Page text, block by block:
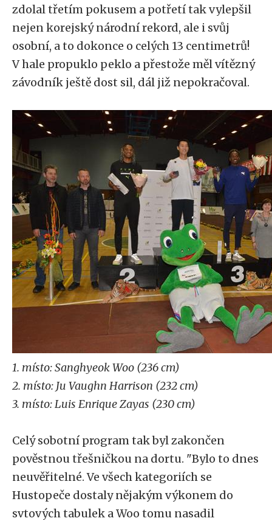
zdolal třetím pokusem a potřetí tak vylepšil
nejen korejský národní rekord, ale i svůj
osobní, a to dokonce o celých 13 centimetrů!
V hale propuklo peklo a přestože měl vítězný
závodník ještě dost sil, dál již nepokračoval.
1. místo: Sanghyeok Woo (236 cm)
2. místo: Ju Vaughn Harrison (232 cm)
3. místo: Luis Enrique Zayas (230 cm)
Celý sobotní program tak byl zakončen
pověstnou třešničkou na dortu. "Bylo to dnes
neuvěřitelné. Ve všech kategoriích se
Hustopeče dostaly nějakým výkonem do
svtových tabulek a Woo tomu nasadil